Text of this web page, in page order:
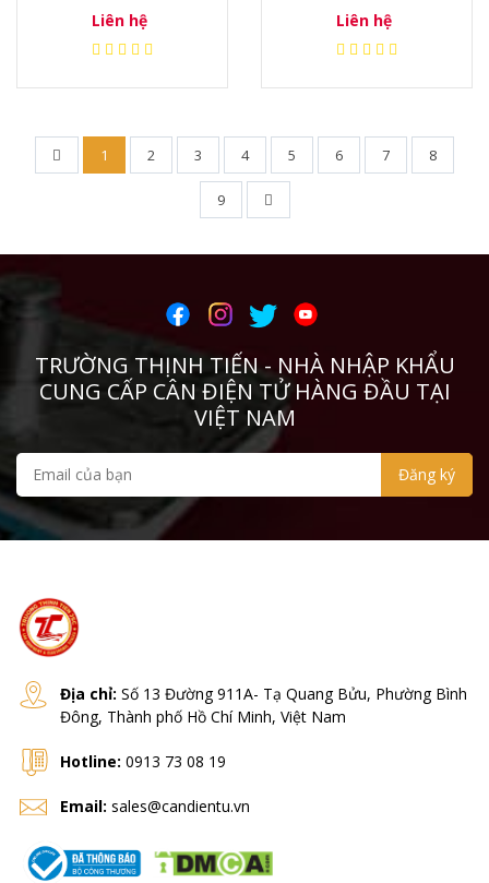
Liên hệ Liên hệ
1 2 3 4 5 6 7 8
9
TRƯỜNG THỊNH TIẾN - NHÀ NHẬP KHẨU
CUNG CẤP CÂN ĐIỆN TỬ HÀNG ĐẦU TẠI
VIỆT NAM
Địa chỉ: Số 13 Đường 911A- Tạ Quang Bửu, Phường Bình
Đông, Thành phố Hồ Chí Minh, Việt Nam
Hotline: 0913 73 08 19
Email: sales@candientu.vn